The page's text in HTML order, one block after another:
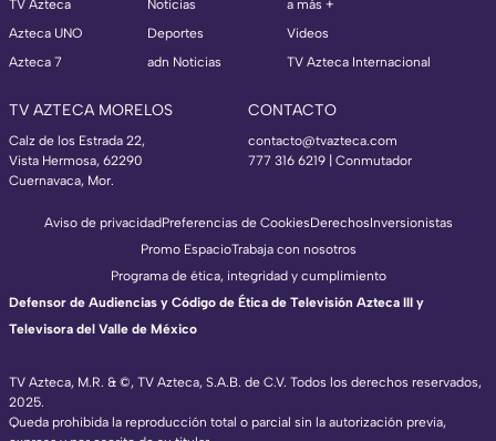
TV Azteca
Azteca UNO
Azteca 7
Noticias
Deportes
adn Noticias
a más +
Videos
TV Azteca Internacional
TV AZTECA MORELOS
Calz de los Estrada 22,
Vista Hermosa, 62290
Cuernavaca, Mor.
CONTACTO
contacto@tvazteca.com
777 316 6219 | Conmutador
TV Azteca, M.R. & ©, TV Azteca, S.A.B. de C.V. Todos los derechos reservados,
2025.
Queda prohibida la reproducción total o parcial sin la autorización previa,
Aviso de privacidadPreferencias de CookiesDerechosInversionistas
Promo EspacioTrabaja con nosotros
Programa de ética, integridad y cumplimiento
Defensor de Audiencias y Código de Ética de Televisión Azteca III y
Televisora del Valle de México